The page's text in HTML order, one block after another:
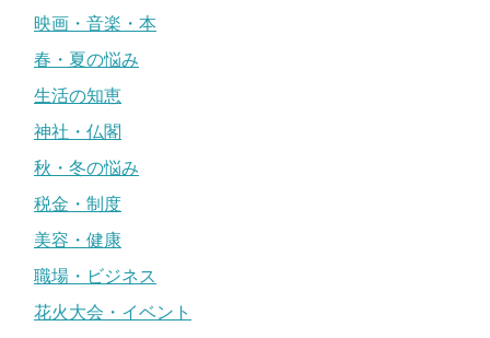
映画・音楽・本
春・夏の悩み
生活の知恵
神社・仏閣
秋・冬の悩み
税金・制度
美容・健康
職場・ビジネス
花火大会・イベント